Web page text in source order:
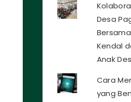
Desa
Bersama
Kendal
Anak
Cara
yang